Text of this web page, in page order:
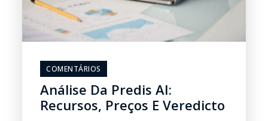
COMENTÁRIOS
Análise Da Predis AI:
Recursos, Preços E Veredicto